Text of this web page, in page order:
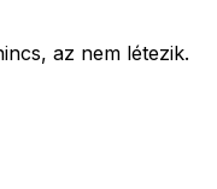
az nem létezik.